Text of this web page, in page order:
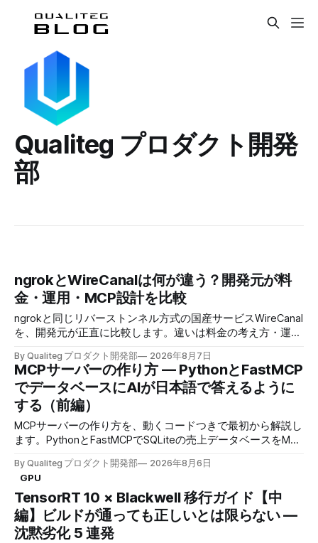
Qualiteg プロダクト開発
部
ngrokとWireCanalは何が違う？開発元が料
金・運用・MCP設計を比較
ngrokと同じリバーストンネル方式の国産サービスWireCanal
を、開発元が正直に比較します。違いは料金の考え方・運用
By Qualiteg プロダクト開発部 2026年8月7日
MCPサーバーの作り方 — PythonとFastMCP
でデータベースにAIが日本語で答えるように
する（前編）
MCPサーバーの作り方を、動くコードつきで最初から解説し
ます。PythonとFastMCPでSQLiteの売上データベースをMCP
返すところまで作ります。
By Qualiteg プロダクト開発部 2026年8月6日
GPU
TensorRT 10 × Blackwell 移行ガイド【中
編】ビルドが通っても正しいとは限らない —
沈黙劣化 5 連発